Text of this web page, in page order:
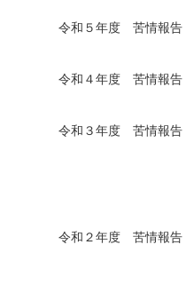
令和５年度 苦情報告
令和４年度 苦情報告
令和３年度 苦情報告
令和２年度 苦情報告